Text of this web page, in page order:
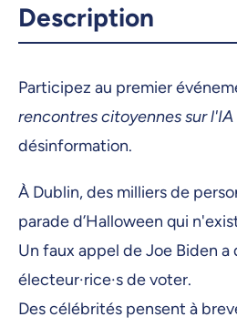
Description
Participez au premier
rencontres citoyennes sur l'IA
désinformation.
​À Dublin, des milliers de
parade d’Halloween qui
Un faux appel de Joe Biden
électeur·rice·s de voter.
Des célébrités pensent à